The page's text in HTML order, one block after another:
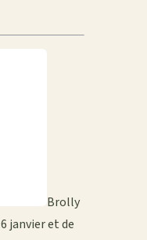
Brolly
janvier et de